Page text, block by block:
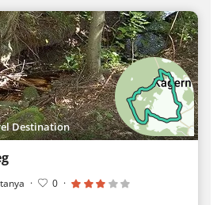
Destination
· 0 ·